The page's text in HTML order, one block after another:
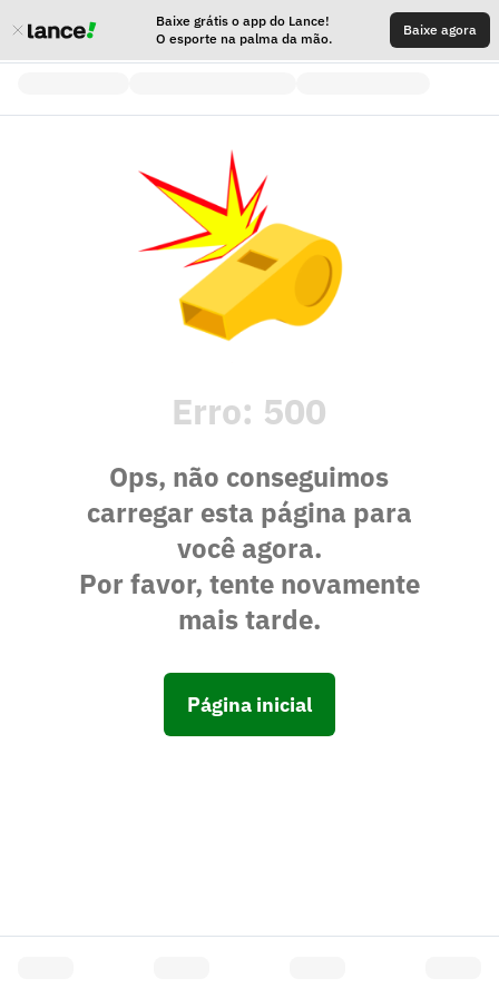
Baixe grátis o app do Lance!
O esporte na palma da mão.
Baixe agora
Erro: 500
Ops, não conseguimos
carregar esta página para
você agora.
Por favor, tente novamente
mais tarde.
Página inicial